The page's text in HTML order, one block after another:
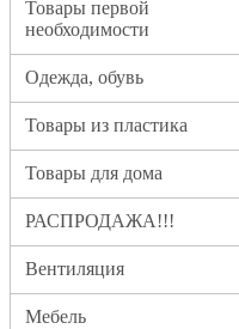
Товары первой
необходимости
Одежда, обувь
Товары из пластика
Товары для дома
РАСПРОДАЖА!!!
Вентиляция
Мебель